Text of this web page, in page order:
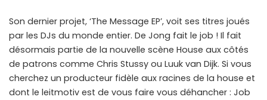
Son dernier projet, ‘The Message EP’, voit ses titres joués
par les DJs du monde entier. De Jong fait le job ! Il fait
désormais partie de la nouvelle scène House aux côtés
de patrons comme Chris Stussy ou Luuk van Dijk. Si vous
cherchez un producteur fidèle aux racines de la house et
dont le leitmotiv est de vous faire vous déhancher : Job